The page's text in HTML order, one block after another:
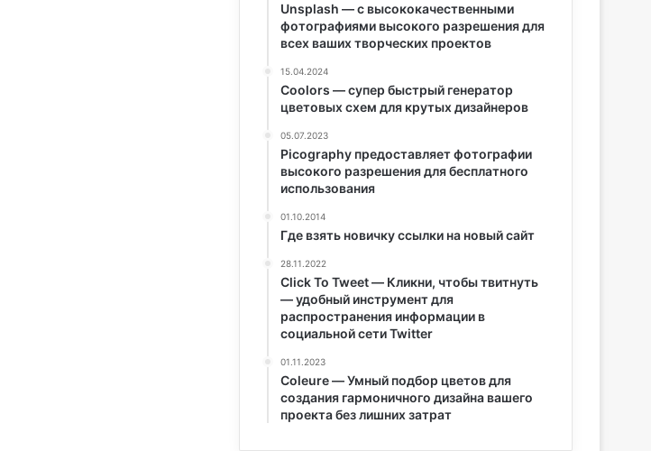
Unsplash — с высококачественными
фотографиями высокого разрешения для
всех ваших творческих проектов
15.04.2024
Coolors — супер быстрый генератор
цветовых схем для крутых дизайнеров
05.07.2023
Picography предоставляет фотографии
высокого разрешения для бесплатного
использования
01.10.2014
Где взять новичку ссылки на новый сайт
28.11.2022
Click To Tweet — Кликни, чтобы твитнуть
— удобный инструмент для
распространения информации в
социальной сети Twitter
01.11.2023
Coleure — Умный подбор цветов для
создания гармоничного дизайна вашего
проекта без лишних затрат